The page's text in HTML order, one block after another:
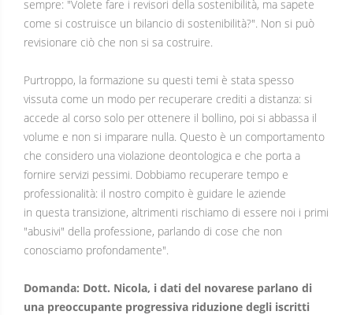
sempre: "Volete fare i revisori della sostenibilità, ma sapete
come si costruisce un bilancio di sostenibilità?". Non si può
revisionare ciò che non si sa costruire.
Purtroppo, la formazione su questi temi è stata spesso
vissuta come un modo per recuperare crediti a distanza: si
accede al corso solo per ottenere il bollino, poi si abbassa il
volume e non si imparare nulla. Questo è un comportamento
che considero una violazione deontologica e che porta a
fornire servizi pessimi. Dobbiamo recuperare tempo e
professionalità: il nostro compito è guidare le aziende
in questa transizione, altrimenti rischiamo di essere noi i primi
"abusivi" della professione, parlando di cose che non
conosciamo profondamente".
Domanda: Dott. Nicola, i dati del novarese parlano di
una preoccupante progressiva riduzione degli iscritti